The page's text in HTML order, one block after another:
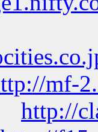
mf-
http://